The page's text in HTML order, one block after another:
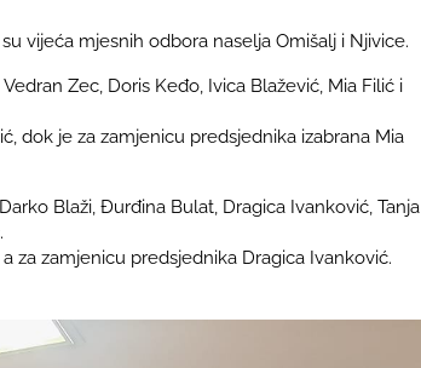
vijeća mjesnih odbora naselja Omišalj i Njivice.
Zec, Doris Keđo, Ivica Blažević, Mia Filić i
dok je za zamjenicu predsjednika izabrana Mia
Blaži, Đurđina Bulat, Dragica Ivanković, Tanja
za zamjenicu predsjednika Dragica Ivanković.